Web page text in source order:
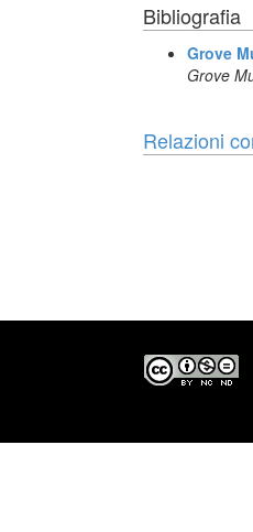
Bibliografia
Grove
Grove
Relazioni